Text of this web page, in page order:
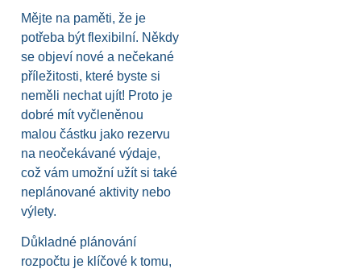
Mějte na paměti, že je
potřeba být flexibilní. Někdy
se objeví nové a nečekané
příležitosti, které byste si
neměli nechat ujít! Proto je
dobré mít vyčleněnou
malou částku jako rezervu
na neočekávané výdaje,
což vám umožní užít si také
neplánované aktivity nebo
výlety.
Důkladné plánování
rozpočtu je klíčové k tomu,